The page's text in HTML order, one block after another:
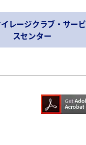
レージクラブ・サービ
スセンター